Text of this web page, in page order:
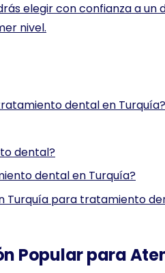
elegir con confianza a un
nivel.
dental en Turquía?
dental?
dental en Turquía?
Turquía para tratamiento
Popular para